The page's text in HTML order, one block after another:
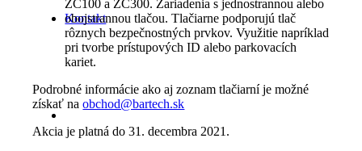
Kontakt
ZC100 a ZC300. Zariadenia s jednostrannou alebo
obojstrannou tlačou. Tlačiarne podporujú tlač
rôznych bezpečnostných prvkov. Využitie napríklad
pri tvorbe prístupových ID alebo parkovacích
kariet.
Podrobné informácie ako aj zoznam tlačiarní je možné
získať naobchod@bartech.sk
Akcia je platná do 31. decembra 2021.